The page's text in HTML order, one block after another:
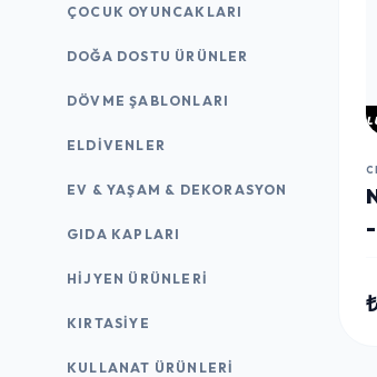
ÇOCUK OYUNCAKLARI
DOĞA DOSTU ÜRÜNLER
DÖVME ŞABLONLARI
ELDIVENLER
EV & YAŞAM & DEKORASYON
GIDA KAPLARI
HIJYEN ÜRÜNLERI
KIRTASİYE
KULLANAT ÜRÜNLERI